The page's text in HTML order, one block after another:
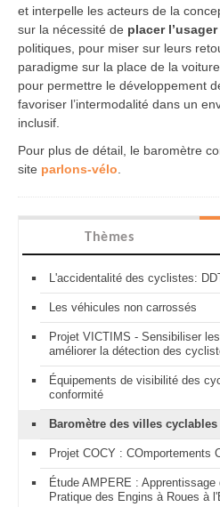
et interpelle les acteurs de la
sur la nécessité de placer
politiques, pour miser sur leurs
paradigme sur la place de la
pour permettre le développement
favoriser l’intermodalité dans un
inclusif.
Pour plus de détail, le baromètre
site parlons-vélo
Thèmes
L'accidentalité des cyclistes:
Les véhicules non carrossés
Projet VICTIMS - Sensibiliser
améliorer la détection des
Équipements de visibilité des
conformité
Baromètre des villes cyclables
Projet COCY : COmportements
Étude AMPERE :
Pratique des Engins à Roues à